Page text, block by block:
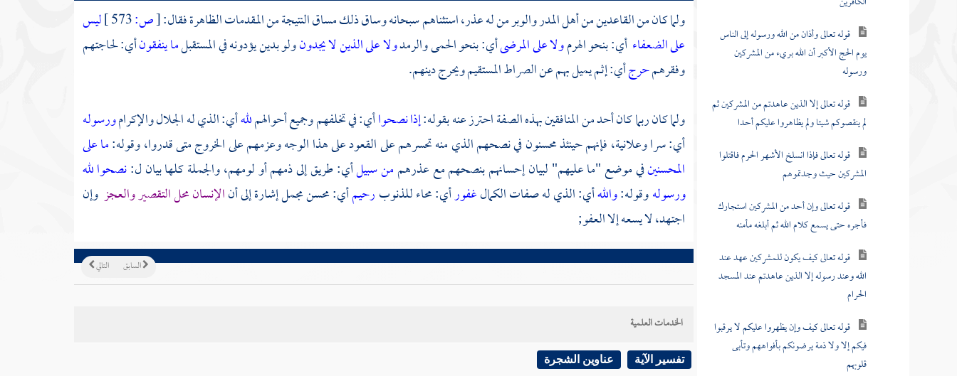
قوله تعالى وأذان من الله ورسوله إلى الناس
يوم الحج الأكبر أن الله بريء من المشركين
ورسوله
قوله تعالى إلا الذين عاهدتم من المشركين ثم
لم ينقصوكم شيئا ولم يظاهروا عليكم أحدا
قوله تعالى فإذا انسلخ الأشهر الحرم فاقتلوا
المشركين حيث وجدتموهم
قوله تعالى وإن أحد من المشركين استجارك
فأجره حتى يسمع كلام الله ثم أبلغه مأمنه
قوله تعالى كيف يكون للمشركين عهد عند
الله وعند رسوله إلا الذين عاهدتم عند المسجد
الحرام
قوله تعالى كيف وإن يظهروا عليكم لا يرقبوا
فيكم إلا ولا ذمة يرضونكم بأفواههم وتأبى
قلوبهم
ولما كان من القاعدين من أهل المدر والوبر من له عذر، استثناهم سبحانه وساق ذلك مساق النتيجة من المقدمات الظاهرة فقال:[ص:
ليس
على الضعفاء أي: بنحو الهرمولا على المرضىأي: بنحو الحمى والرمدولا على الذين لا يجدونولو بدين يؤدونه في المستقبلما ينفقونأي: لحاجتهم
وفقرهمحرجأي: إثم يميل بهم عن الصراط المستقيم ويحرج دينهم.
ولما كان ربما كان أحد من المنافقين بهذه الصفة احترز عنه بقوله:إذا نصحواأي: في تخلفهم وجميع أحوالهمللهأي: الذي له الجلال والإكرامورسوله
أي: سرا وعلانية، فإنهم حينئذ محسنون في نصحهم الذي منه تحسرهم على القعود على هذا الوجه وعزمهم على الخروج متى قدروا، وقوله:ما على
المحسنينفي موضع "ما عليهم" لبيان إحسانهم بنصحهم مع عذرهممن سبيلأي: طريق إلى ذمهم أو لومهم، والجملة كلها بيان ل:نصحوا لله
ورسولهوقوله:واللهأي: الذي له صفات الكمالغفورأي: محاء للذنوبرحيمأي: محسن مجمل إشارة إلى أنالإنسان محل التقصير والعجز وإن
اجتهد، لا يسعه إلا العفو;
التالي السابق
الخدمات العلمية
تفسير الآية عناوين الشجرة